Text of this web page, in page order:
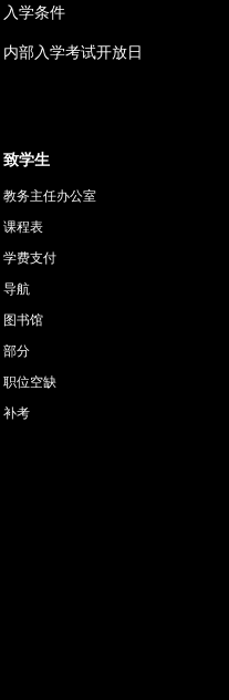
入学条件
内部入学考试开放日
致学生
教务主任办公室
课程表
学费支付
导航
图书馆
部分
职位空缺
补考